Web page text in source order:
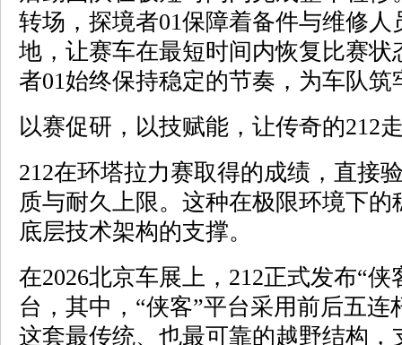
转场，探境者01保障着备件与维修
地，让赛车在最短时间内恢复比赛
者01始终保持稳定的节奏，为车队
以赛促研，以技赋能，让传奇的212
212在环塔拉力赛取得的成绩，直接
质与耐久上限。这种在极限环境下
底层技术架构的支撑。
在2026北京车展上，212正式发布“
台，其中，“侠客”平台采用前后五
这套最传统、也最可靠的越野结构